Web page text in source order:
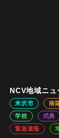
NCV地域ニュ
米沢市 南
学校
式典
緊急速報